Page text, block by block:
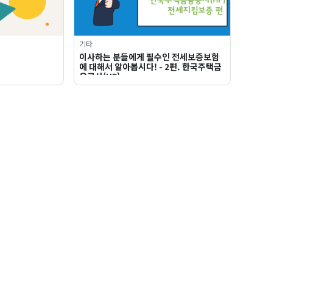
기타
이사하는 분들에게 필수인 전세보증보험
에 대해서 알아봅시다! - 2편. 한국주택금
융공사(HF)